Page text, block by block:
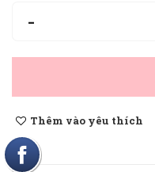
-
Thêm vào yêu thích